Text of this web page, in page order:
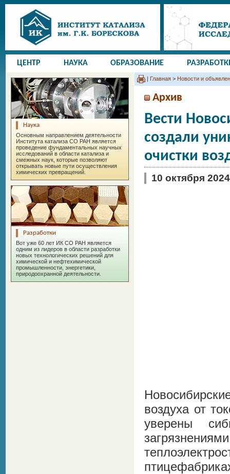
ЦЕНТР НАУКА ОБРАЗОВАНИЕ
Наука
Основным направлением деятельности
Института катализа СО РАН является
проведение фундаментальных научных
исследований в области катализа и
смежных наук, которые позволяют
открывать новые пути осуществления
химических превращений.
Разработки
Вот уже 60 лет ИК СО РАН является
одним из лидеров в области разработки
новых технологических решений для
химической и нефтехимической
промышленности, энергетики,
природоохранной деятельности.
| Главная > Новости и
Архив
Вести
создали
очистки
10 октября 2024
воздуха от
уверены